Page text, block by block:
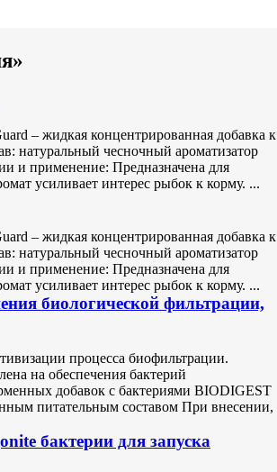
– жидкая концентрированная добавка к
натуральный чесночный ароматизатор
и применение: Предназначена для
усиливает интерес рыбок к корму. ...
– жидкая концентрированная добавка к
натуральный чесночный ароматизатор
и применение: Предназначена для
усиливает интерес рыбок к корму. ...
биологической фильтрации,
процесса биофильтрации.
на обеспечения бактерий
добавок с бактериями BIODIGEST
питательным составом При внесении,
бактерии для запуска